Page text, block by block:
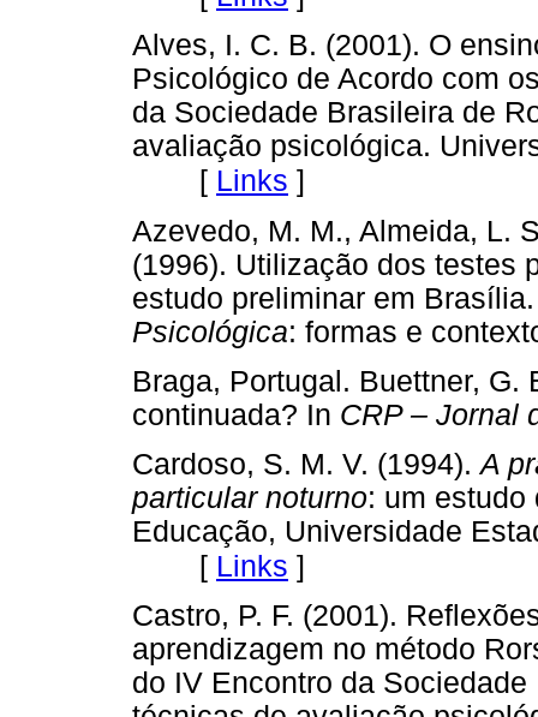
Alves, I. C. B. (2001). O
Psicológico de Acordo com
da Sociedade Brasileira de
avaliação psicológica.
[ Links ]
Azevedo, M. M., Almeida, L.
(1996). Utilização dos testes
estudo preliminar em
Psicológica: formas e
Braga, Portugal. Buettner, G.
continuada? In CRP – Jornal
Cardoso, S. M. V. (1994).A
particular noturno: um estudo
Educação, Universidade
[ Links ]
Castro, P. F. (2001).
aprendizagem no método
do IV Encontro da